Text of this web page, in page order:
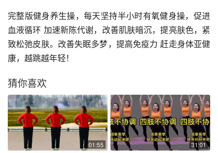
完整版健身养生操，每天坚持半小时有氧健身操，促进
血液循环 加速新陈代谢，改善肌肤暗沉，提亮肤色，紧
致松弛皮肤。改善失眠多梦，提高免疫力 赶走身体亚健
康，越跳越年轻！
猜你喜欢
01:55 31:01